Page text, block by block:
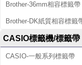
Brother-36mm相容標籤帶
Brother-DK紙質相容標籤
CASIO標籤機/標籤帶
CASIO-一般系列標籤帶